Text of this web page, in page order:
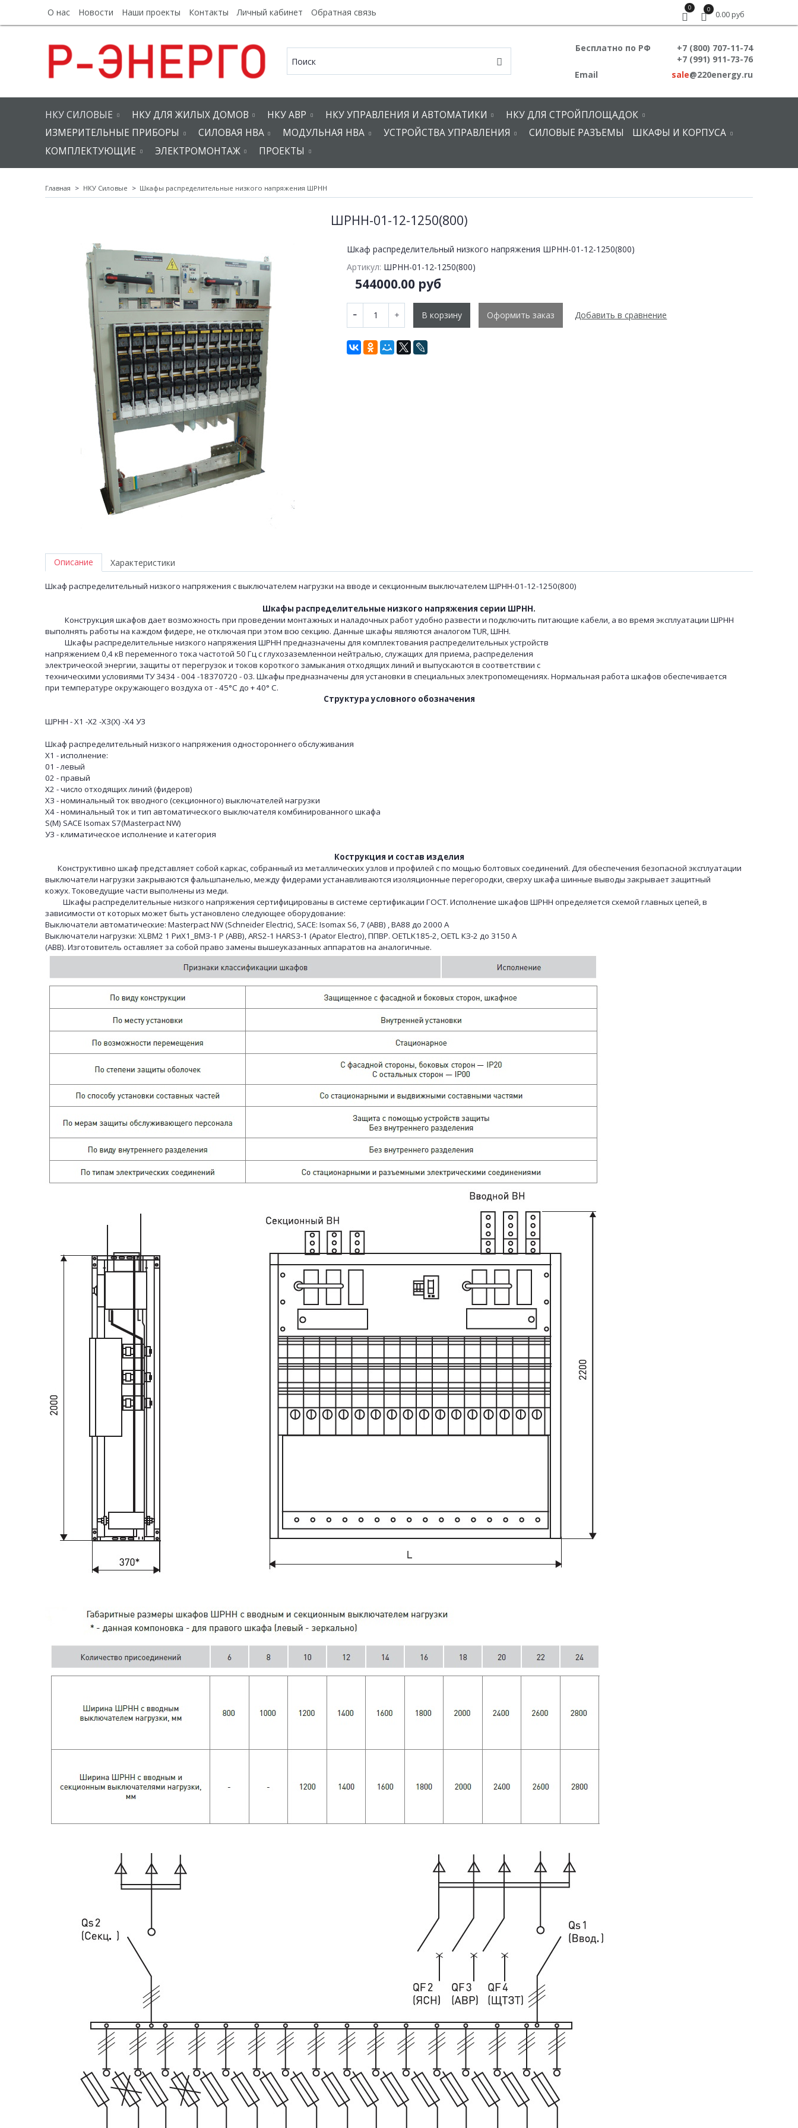
О нас Новости Наши проекты Контакты Личный кабинет Обратная связь 0 0
0.00 руб
Бесплатно по РФ
+7 (800) 707-11-74
+7 (991) 911-73-76
Email
sale@220energy.ru
НКУ СИЛОВЫЕ НКУ ДЛЯ ЖИЛЫХ ДОМОВ НКУ АВР НКУ УПРАВЛЕНИЯ И АВТОМАТИКИ
НКУ ДЛЯ СТРОЙПЛОЩАДОК
ИЗМЕРИТЕЛЬНЫЕ ПРИБОРЫ
СИЛОВАЯ НВА МОДУЛЬНАЯ НВА УСТРОЙСТВА УПРАВЛЕНИЯ СИЛОВЫЕ РАЗЪЕМЫ
ШКАФЫ И КОРПУСА
КОМПЛЕКТУЮЩИЕ
ЭЛЕКТРОМОНТАЖ ПРОЕКТЫ
Главная НКУ Силовые Шкафы распределительные низкого напряжения ШРНН
ШРНН-01-12-1250(800)
Шкаф распределительный низкого напряжения ШРНН-01-12-1250(800)
Артикул: ШРНН-01-12-1250(800)
544000.00 руб
В корзину Оформить заказ Добавить в сравнение
Описание
Шкаф распределительный низкого напряжения с выключателем нагрузки на вводе и секционным выключателем ШРНН-01-12-1250(800)
Шкафы распределительные низкого напряжения серии ШРНН.
Конструкция шкафов дает возможность при проведении монтажных и наладочных работ удобно развести и подключить питающие кабели, а во время эксплуатации ШРНН
выполнять работы на каждом фидере, не отключая при этом всю секцию. Данные шкафы являются аналогом TUR, ШНН.
Шкафы распределительные низкого напряжения ШРНН предназначены для комплектования распределительных устройств
напряжением 0,4 кВ переменного тока частотой 50 Гц с глухозаземленнои нейтралью, служащих для приема, распределения
электрической энергии, защиты от перегрузок и токов короткого замыкания отходящих линий и выпускаются в соответствии с
техническими условиями ТУ 3434 - 004 -18370720 - 03. Шкафы предназначены для установки в специальных электропомещениях. Нормальная работа шкафов обеспечивается
при температуре окружающего воздуха от - 45°С до + 40° С.
Структура условного обозначения
ШРНН - Х1 -Х2 -Х3(Х) -Х4 У3
Шкаф распределительный низкого напряжения одностороннего обслуживания
Х1 - исполнение:
01 - левый
02 - правый
Х2 - число отходящих линий (фидеров)
Х3 - номинальный ток вводного (секционного) выключателей нагрузки
Х4 - номинальный ток и тип автоматического выключателя комбинированного шкафа
S(M) SACE Isomax S7(Masterpact NW)
У3 - климатическое исполнение и категория
Кострукция и состав изделия
Конструктивно шкаф представляет собой каркас, собранный из металлических узлов и профилей с по мощью болтовых соединений. Для обеспечения безопасной эксплуатации
выключатели нагрузки закрываются фальшпанелью, между фидерами устанавливаются изоляционные перегородки, сверху шкафа шинные выводы закрывает защитный
кожух. Токоведущие части выполнены из меди.
Шкафы распределительные низкого напряжения сертифицированы в системе сертификации ГОСТ. Исполнение шкафов ШРНН определяется схемой главных цепей, в
зависимости от которых может быть установлено следующее оборудование:
Выключатели автоматические: Masterpact NW (Schneider Electric), SACE: Isomax S6, 7 (ABB) , ВА88 до 2000 А
Выключатели нагрузки: XLBM2 1 РиХ1_ВМЗ-1 Р (ABB), ARS2-1 HARS3-1 (Apator Electro), ППВР. OETLK185-2, OETL КЗ-2 до 3150 A
(ABB). Изготовитель оставляет за собой право замены вышеуказанных аппаратов на аналогичные.
Характеристики